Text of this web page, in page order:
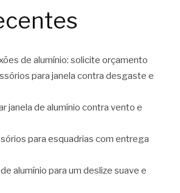
de alumínio: solicite orçamento
para janela contra desgaste e
janela de alumínio contra vento e
para esquadrias com entrega
alumínio para um deslize suave e